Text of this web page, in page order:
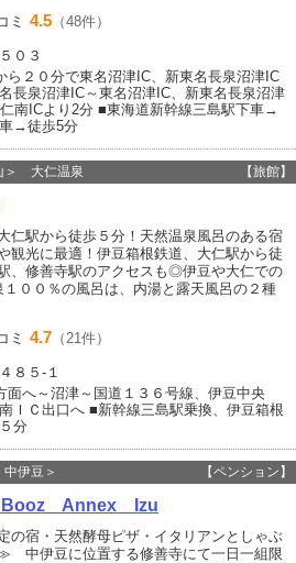
ミ 4.5 （48件）
０３
ら２０分で東名沼津IC、新東名長泉沼津IC
長泉沼津IC～東名沼津IC、新東名長泉沼津
南ICより2分 ■東海道新幹線三島駅下車→
→徒歩5分
＞ 大仁温泉 【旅館】
駅から徒歩５分！天然温泉風呂のある宿
光に最適！伊豆箱根鉄道、大仁駅から徒
、修善寺駅のアクセスも◎伊豆や大仁での
００％の風呂は、内湯と露天風呂の２種
ミ 4.7 （21件）
８５‐１
面へ～沼津～国道１３６号線、伊豆中央
ＩＣ出口へ ■新幹線三島駅乗換、伊豆箱根
分
中伊豆＞ 【ペンション】
Annex Izu
の宿・天然酵母ピザ・イタリアンとしゃぶ
中伊豆に位置する修善寺にて一日一組限